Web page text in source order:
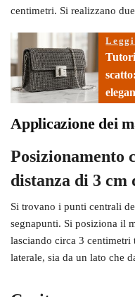
centimetri. Si realizzano
Applicazione dei
Posizionamento
distanza di 3 cm
Si trovano i punti centrali
segnapunti. Si posiziona il
lasciando circa 3
laterale, sia da un lato che